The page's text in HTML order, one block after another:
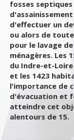
fosses
d'effectuer un
ou alors de
pour le lavage
ménagères. Les
du Indre-et-Loire
et les 1423
l'importance de
d'évacuation et
atteindre cet
alentours de 15.